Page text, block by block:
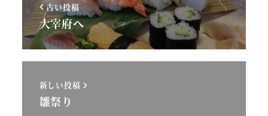
古い投稿
大宰府へ
新しい投稿
雛祭り